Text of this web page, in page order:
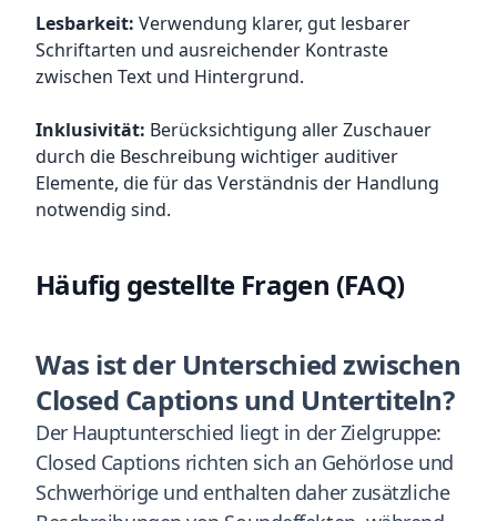
Lesbarkeit: Verwendung klarer, gut lesbarer
Schriftarten und ausreichender Kontraste
zwischen Text und Hintergrund.
Inklusivität: Berücksichtigung aller Zuschauer
durch die Beschreibung wichtiger auditiver
Elemente, die für das Verständnis der Handlung
notwendig sind.
Häufig gestellte Fragen (FAQ)
Was ist der Unterschied zwischen
Closed Captions und Untertiteln?
Der Hauptunterschied liegt in der Zielgruppe:
Closed Captions richten sich an Gehörlose und
Schwerhörige und enthalten daher zusätzliche